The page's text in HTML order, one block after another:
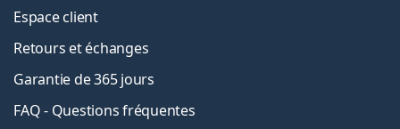
Espace client
Retours et échanges
Garantie de 365 jours
FAQ - Questions fréquentes